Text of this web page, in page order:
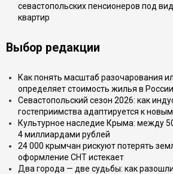
севастопольских пенсионеров под
квартир
Выбор редакции
Как понять масштаб разочарования
определяет стоимость жилья в России
Севастопольский сезон 2026: как
гостеприимства адаптируется к
Культурное наследие Крыма: между
4 миллиардами рублей
24 000 крымчан рискуют потерять
оформление СНТ истекает
Два города — две судьбы: как